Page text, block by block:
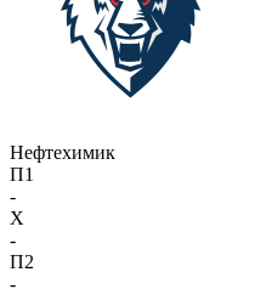
Нефтехимик
П1
-
X
-
П2
-